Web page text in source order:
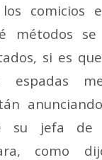
comicios
métodos
si es
espadas
su jefa de
como